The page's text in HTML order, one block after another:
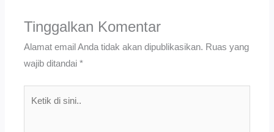
Tinggalkan Komentar
Alamat email Anda tidak akan dipublikasikan. Ruas yang
wajib ditandai*